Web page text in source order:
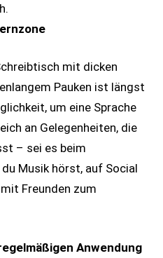
mit dicken
Pauken ist längst
um eine Sprache
an Gelegenheiten, die
– sei es beim
Musik hörst, auf Social
Freunden zum
Anwendung